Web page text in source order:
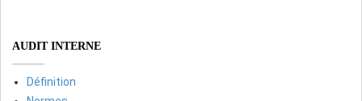
AUDIT INTERNE
Définition